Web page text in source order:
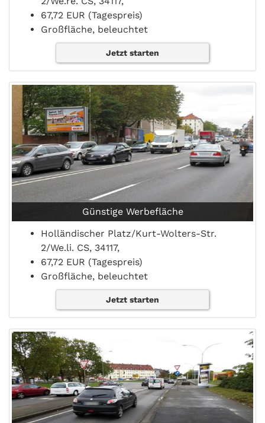
67,72 EUR (Tagespreis)
Großfläche, beleuchtet
Jetzt starten
Günstige Werbefläche
Holländischer Platz/Kurt-Wolters-Str.
2/We.li. CS, 34117,
67,72 EUR (Tagespreis)
Großfläche, beleuchtet
Jetzt starten